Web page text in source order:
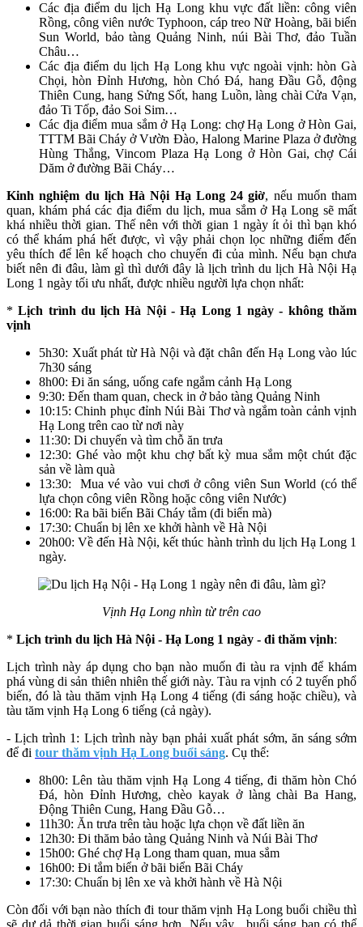
Các địa điểm du lịch Hạ Long khu vực đất liền: công viên
Rồng, công viên nước Typhoon, cáp treo Nữ Hoàng, bãi biển
Sun World, bảo tàng Quảng Ninh, núi Bài Thơ, đảo Tuần
Châu…
Các địa điểm du lịch Hạ Long khu vực ngoài vịnh: hòn Gà
Chọi, hòn Đỉnh Hương, hòn Chó Đá, hang Đầu Gỗ, động
Thiên Cung, hang Sửng Sốt, hang Luồn, làng chài Cửa Vạn,
đảo Ti Tốp, đảo Soi Sim…
Các địa điểm mua sắm ở Hạ Long: chợ Hạ Long ở Hòn Gai,
TTTM Bãi Cháy ở Vườn Đào, Halong Marine Plaza ở đường
Hùng Thắng, Vincom Plaza Hạ Long ở Hòn Gai, chợ Cái
Dăm ở đường Bãi Cháy…
Kinh nghiệm du lịch Hà Nội Hạ Long 24 giờ, nếu muốn tham
quan, khám phá các địa điểm du lịch, mua sắm ở Hạ Long sẽ mất
khá nhiều thời gian. Thế nên với thời gian 1 ngày ít ỏi thì bạn khó
có thể khám phá hết được, vì vậy phải chọn lọc những điểm đến
yêu thích để lên kế hoạch cho chuyến đi của mình. Nếu bạn chưa
biết nên đi đâu, làm gì thì dưới đây là lịch trình du lịch Hà Nội Hạ
Long 1 ngày tối ưu nhất, được nhiều người lựa chọn nhất:
*Lịch trình du lịch Hà Nội - Hạ Long 1 ngày - không thăm
vịnh
5h30: Xuất phát từ Hà Nội và đặt chân đến Hạ Long vào lúc
7h30 sáng
8h00: Đi ăn sáng, uống cafe ngắm cảnh Hạ Long
9:30: Đến tham quan, check in ở bảo tàng Quảng Ninh
10:15: Chinh phục đỉnh Núi Bài Thơ và ngắm toàn cảnh vịnh
Hạ Long trên cao từ nơi này
11:30: Di chuyển và tìm chỗ ăn trưa
12:30: Ghé vào một khu chợ bất kỳ mua sắm một chút đặc
sản về làm quà
13:30: Mua vé vào vui chơi ở công viên Sun World (có thể
lựa chọn công viên Rồng hoặc công viên Nước)
16:00: Ra bãi biển Bãi Cháy tắm (đi biển mà)
17:30: Chuẩn bị lên xe khởi hành về Hà Nội
20h00: Về đến Hà Nội, kết thúc hành trình du lịch Hạ Long 1
ngày.
Vịnh Hạ Long nhìn từ trên cao
* Lịch trình du lịch Hà Nội - Hạ Long 1 ngày - đi thăm vịnh:
Lịch trình này áp dụng cho bạn nào muốn đi tàu ra vịnh để khám
phá vùng di sản thiên nhiên thế giới này. Tàu ra vịnh có 2 tuyến phổ
biến, đó là tàu thăm vịnh Hạ Long 4 tiếng (đi sáng hoặc chiều), và
tàu tăm vịnh Hạ Long 6 tiếng (cả ngày).
- Lịch trình 1: Lịch trình này bạn phải xuất phát sớm, ăn sáng sớm
để đi tour thăm vịnh Hạ Long buổi sáng. Cụ thể:
8h00: Lên tàu thăm vịnh Hạ Long 4 tiếng, đi thăm hòn Chó
Đá, hòn Đỉnh Hương, chèo kayak ở làng chài Ba Hang,
Động Thiên Cung, Hang Đầu Gỗ…
11h30: Ăn trưa trên tàu hoặc lựa chọn về đất liền ăn
12h30: Đi thăm bảo tàng Quảng Ninh và Núi Bài Thơ
15h00: Ghé chợ Hạ Long tham quan, mua sắm
16h00: Đi tắm biển ở bãi biển Bãi Cháy
17:30: Chuẩn bị lên xe và khởi hành về Hà Nội
Còn đối với bạn nào thích đi tour thăm vịnh Hạ Long buổi chiều thì